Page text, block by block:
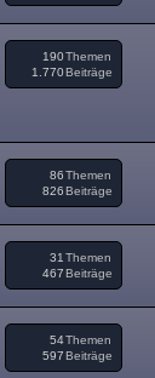
Themen
190
Beiträge
1.770
Themen
86
Beiträge
826
Themen
31
Beiträge
467
Themen
54
Beiträge
597